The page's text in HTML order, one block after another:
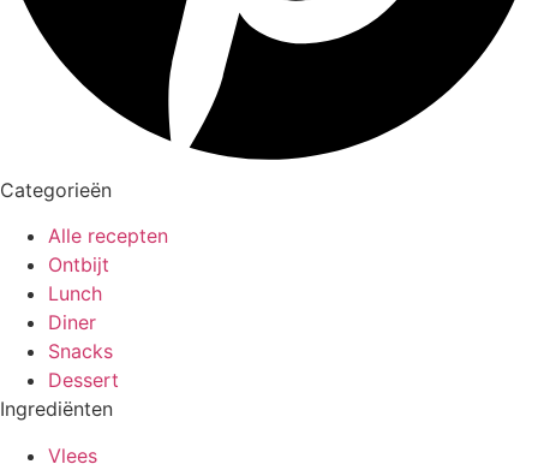
Categorieën
Alle recepten
Ontbijt
Lunch
Diner
Snacks
Dessert
Ingrediënten
Vlees